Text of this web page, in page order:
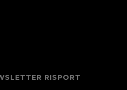
RISPORT